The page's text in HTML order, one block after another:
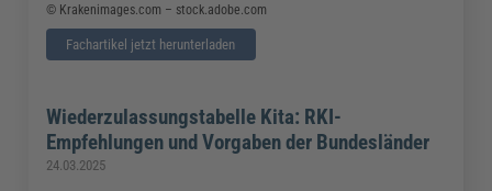
© Krakenimages.com – stock.adobe.com
Fachartikel jetzt herunterladen
Wiederzulassungstabelle Kita: RKI-
Empfehlungen und Vorgaben der Bundesländer
24.03.2025